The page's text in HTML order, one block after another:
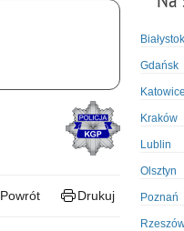
Powrót Drukuj
Białystok
Gdańsk
Katowice
Kraków
Lublin
Olsztyn
Poznań